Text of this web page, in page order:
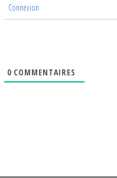
Connexion
0COMMENTAIRES